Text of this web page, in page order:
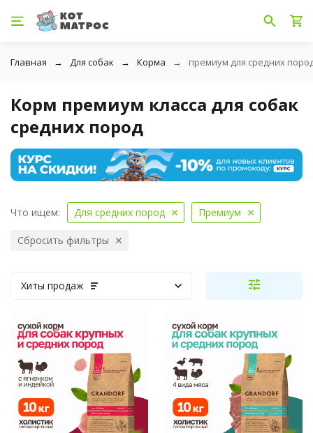
Главная Для собак Корма премиум для средних
Корм премиум класса для собак
средних пород
Что ищем: Для средних пород Премиум
Сбросить фильтры
Хиты продаж